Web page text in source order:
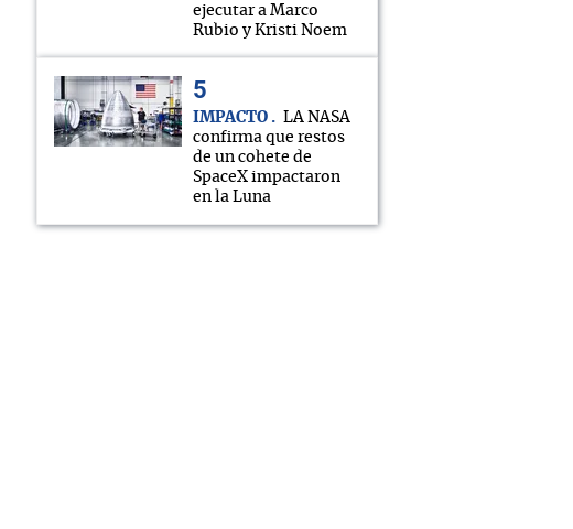
ejecutar a Marco
Rubio y Kristi Noem
IMPACTO
LA NASA
confirma que restos
de un cohete de
SpaceX impactaron
en la Luna